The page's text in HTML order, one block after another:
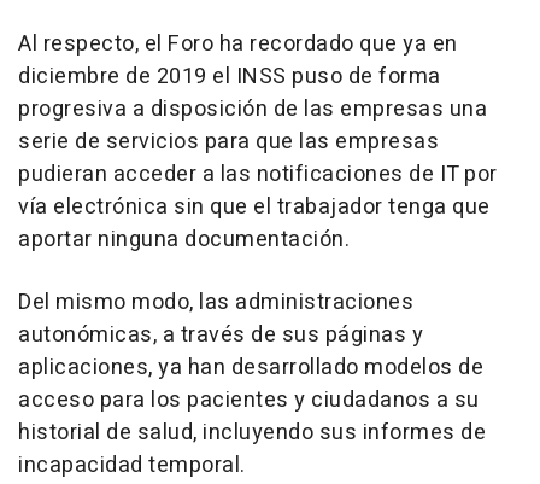
Al respecto, el Foro ha recordado que ya en
diciembre de 2019 el INSS puso de forma
progresiva a disposición de las empresas una
serie de servicios para que las empresas
pudieran acceder a las notificaciones de IT por
vía electrónica sin que el trabajador tenga que
aportar ninguna documentación.
Del mismo modo, las administraciones
autonómicas, a través de sus páginas y
aplicaciones, ya han desarrollado modelos de
acceso para los pacientes y ciudadanos a su
historial de salud, incluyendo sus informes de
incapacidad temporal.